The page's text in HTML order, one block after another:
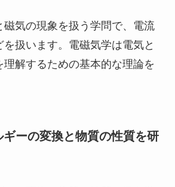
磁気の現象を扱う学問で、電流
扱います。電磁気学は電気と
解するための基本的な理論を
ーの変換と物質の性質を研